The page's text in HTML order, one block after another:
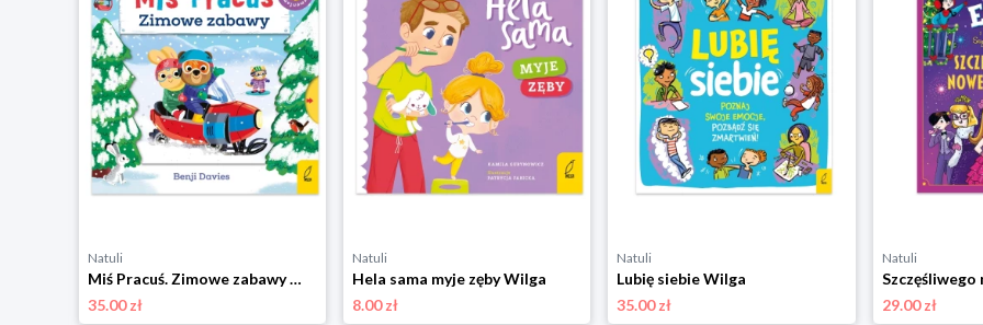
Natuli
Miś Pracuś. Zimowe zabawy Wilga
35.00 zł
Natuli
Hela sama myje zęby Wilga
8.00 zł
Natuli
Lubię siebie Wilga
35.00 zł
Natuli
29.00 zł